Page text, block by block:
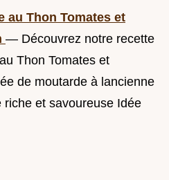
au Thon Tomates et
— Découvrez notre recette
Thon Tomates et
de moutarde à lancienne
riche et savoureuse Idée